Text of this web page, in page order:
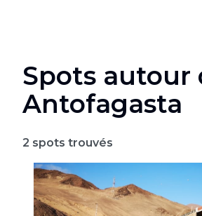
Spots autour
Antofagasta
2 spots trouvés